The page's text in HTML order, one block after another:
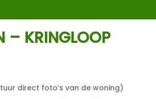
– KRINGLOOP
direct foto’s van de woning)